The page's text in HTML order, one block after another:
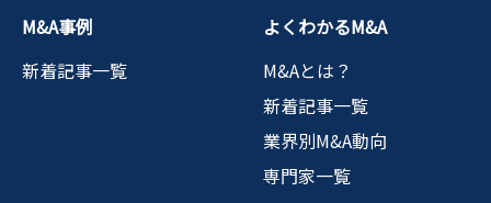
M&A事例
新着記事一覧
よくわかるM&A
M&Aとは？
新着記事一覧
業界別M&A動向
専門家一覧